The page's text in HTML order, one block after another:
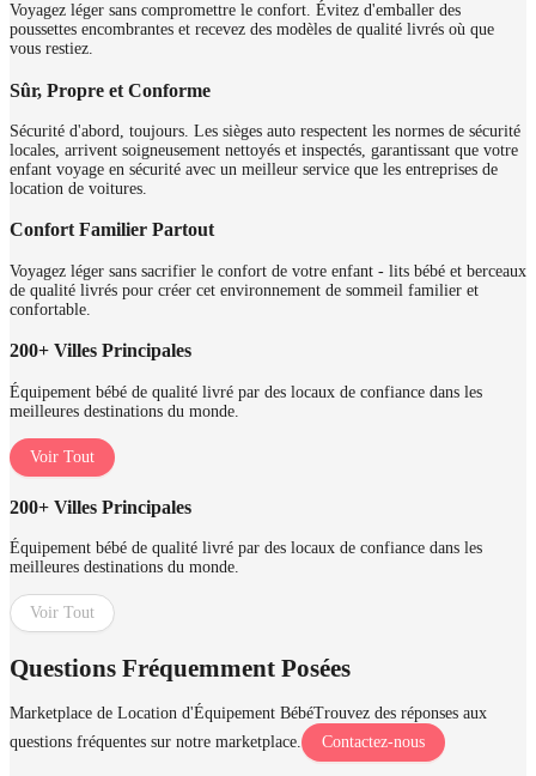
Voyagez léger sans compromettre le confort. Évitez d'emballer des
poussettes encombrantes et recevez des modèles de qualité livrés où que
vous restiez.
Sûr, Propre et Conforme
Sécurité d'abord, toujours. Les sièges auto respectent les normes de sécurité
locales, arrivent soigneusement nettoyés et inspectés, garantissant que votre
enfant voyage en sécurité avec un meilleur service que les entreprises de
location de voitures.
Confort Familier Partout
Voyagez léger sans sacrifier le confort de votre enfant - lits bébé et berceaux
de qualité livrés pour créer cet environnement de sommeil familier et
confortable.
200+ Villes Principales
Équipement bébé de qualité livré par des locaux de confiance dans les
meilleures destinations du monde.
Voir Tout
200+ Villes Principales
Équipement bébé de qualité livré par des locaux de confiance dans les
meilleures destinations du monde.
Voir Tout
Questions Fréquemment Posées
Marketplace de Location d'Équipement BébéTrouvez des réponses aux
questions fréquentes sur notre marketplace.
Contactez-nous